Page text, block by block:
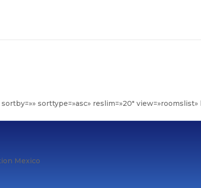
sorttype=»asc» reslim=»20″ view=»roomslist»